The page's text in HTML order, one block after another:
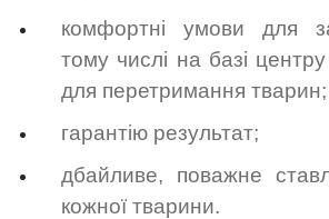
комфортні умови для
тому числі на базі
для перетримання тварин;
гарантію результат;
дбайливе, поважне
кожної тварини.